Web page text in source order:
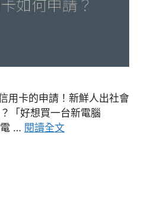
用卡的申請！新鮮人出社會
「好想買一台新電腦
… 閱讀全文